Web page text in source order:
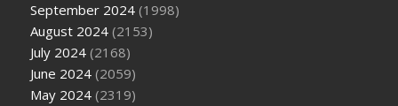
September 2024 (1998)
August 2024 (2153)
July 2024 (2168)
June 2024 (2059)
May 2024 (2319)